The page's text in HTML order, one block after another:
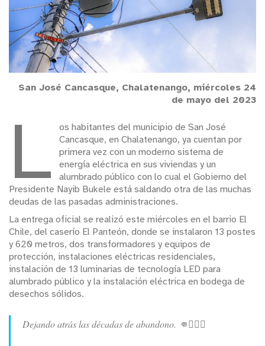
San José Cancasque, Chalatenango, miércoles 24
de mayo del 2023
L
os habitantes del municipio de San José
Cancasque, en Chalatenango, ya cuentan por
primera vez con un moderno sistema de
energía eléctrica en sus viviendas y un
alumbrado público con lo cual el Gobierno del
Presidente Nayib Bukele está saldando otra de las muchas
deudas de las pasadas administraciones.
La entrega oficial se realizó este miércoles en el barrio El
Chile, del caserío El Panteón, donde se instalaron 13 postes
y 620 metros, dos transformadores y equipos de
protección, instalaciones eléctricas residenciales,
instalación de 13 luminarias de tecnología LED para
alumbrado público y la instalación eléctrica en bodega de
desechos sólidos.
Dejando atrás las décadas de abandono. 👊👷🏻‍♀️